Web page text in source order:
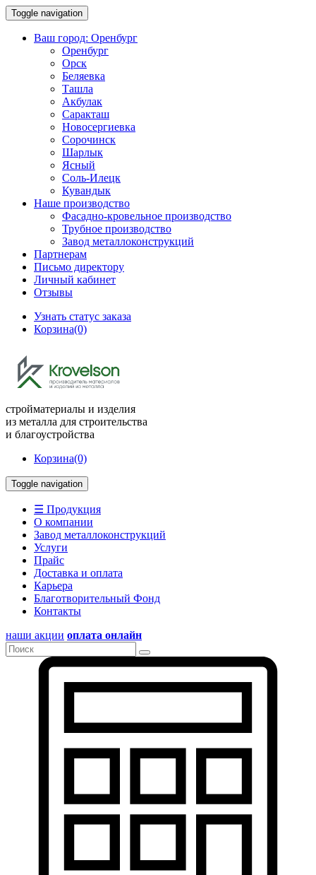
Toggle navigation
Ваш город: Оренбург
Оренбург
Орск
Беляевка
Ташла
Акбулак
Саракташ
Новосергиевка
Сорочинск
Шарлык
Ясный
Соль-Илецк
Кувандык
Наше производство
Фасадно-кровельное производство
Трубное производство
Завод металлоконструкций
Партнерам
Письмо директору
Личный кабинет
Отзывы
Узнать статус заказа
Корзина(0)
стройматериалы и изделия
из металла для строительства
и благоустройства
Корзина(0)
Toggle navigation
☰ Продукция
О компании
Завод металлоконструкций
Услуги
Прайс
Доставка и оплата
Карьера
Благотворительный Фонд
Контакты
наши акции оплата онлайн